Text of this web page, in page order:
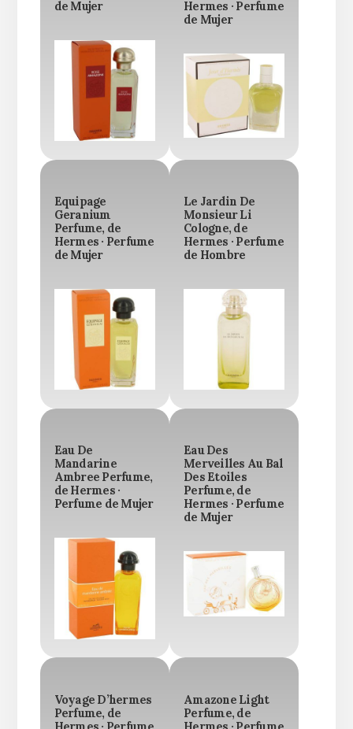
de Mujer
Hermes · Perfume
de Mujer
Equipage
Geranium
Perfume, de
Hermes · Perfume
de Mujer
Le Jardin De
Monsieur Li
Cologne, de
Hermes · Perfume
de Hombre
Eau De
Mandarine
Ambree Perfume,
de Hermes ·
Perfume de Mujer
Eau Des
Merveilles Au Bal
Des Etoiles
Perfume, de
Hermes · Perfume
de Mujer
Voyage D’hermes
Perfume, de
Amazone Light
Perfume, de